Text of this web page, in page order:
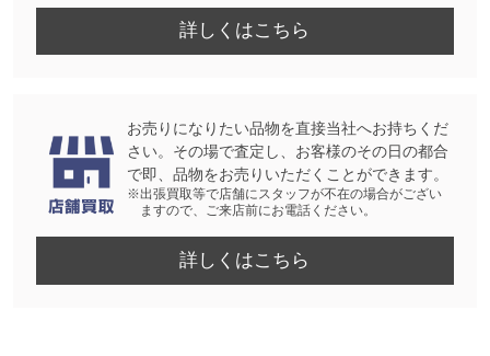
詳しくはこちら
お売りになりたい品物を直接当社へお持ちくだ
さい。その場で査定し、お客様のその日の都合
で即、品物をお売りいただくことができます。
※出張買取等で店舗にスタッフが不在の場合がござい
ますので、ご来店前にお電話ください。
詳しくはこちら